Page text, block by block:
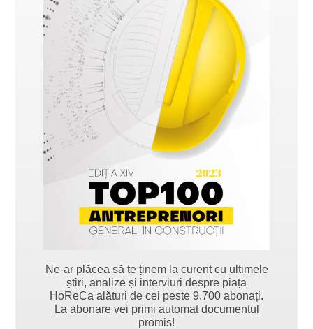
Ne-ar plăcea să te ținem la curent cu ultimele
știri, analize și interviuri despre piața
HoReCa alături de cei peste 9.700 abonați.
La abonare vei primi automat documentul
promis!